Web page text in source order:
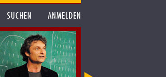
SUCHEN ANMELDEN